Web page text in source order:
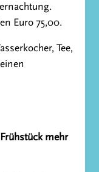
Euro 75,00.
Tee,
mehr